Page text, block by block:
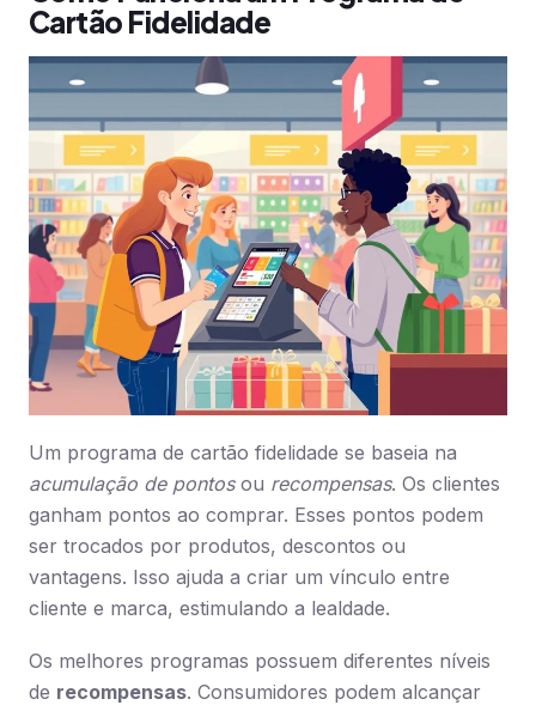
Cartão Fidelidade
Um programa de cartão fidelidade se baseia na
acumulação de pontosou recompensas. Os clientes
ganham pontos ao comprar. Esses pontos podem
ser trocados por produtos, descontos ou
vantagens. Isso ajuda a criar um vínculo entre
cliente e marca, estimulando a lealdade.
Os melhores programas possuem diferentes níveis
de recompensas. Consumidores podem alcançar